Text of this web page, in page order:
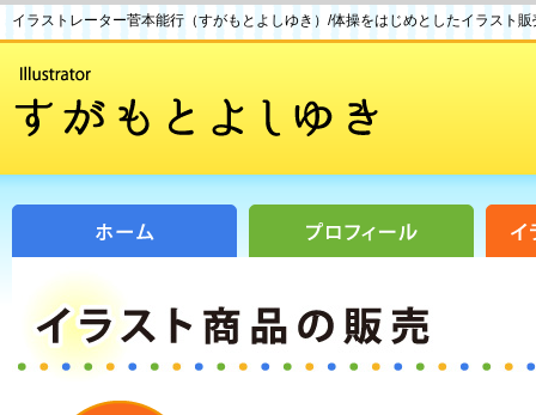
イラストレーター菅本能行（すがもとよしゆき）/体操をはじめとしたイラスト